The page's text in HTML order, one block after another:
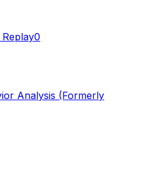
0
Analysis (Formerly